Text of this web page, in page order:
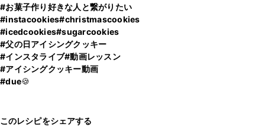
#お菓子作り好きな人と繋がりたい
#instacookies#christmascookies
#icedcookies#sugarcookies
#父の日アイシングクッキー
#インスタライブ#動画レッスン
#アイシングクッキー動画
#due🍪
このレシピをシェアする